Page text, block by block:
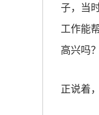
子，当
工作能
高兴吗
正说着